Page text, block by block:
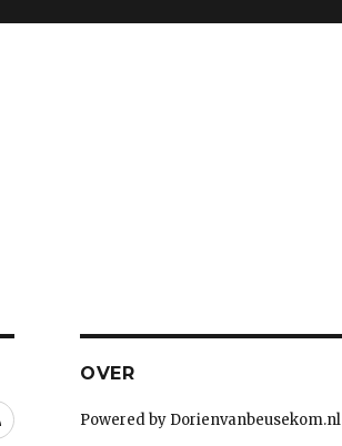
RSS
OVER
Powered by Dorienvanbeusekom.nl